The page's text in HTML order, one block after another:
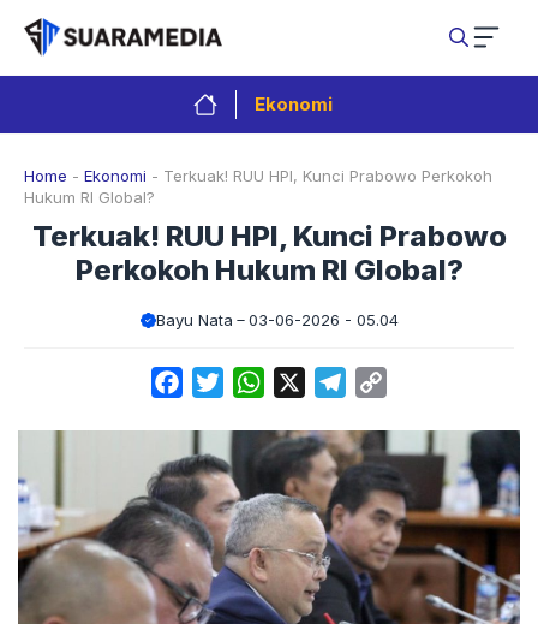
Langsung
isi
Ekonomi
Home - Ekonomi - Terkuak! RUU HPI, Kunci Prabowo Perkokoh
Hukum RI Global?
Terkuak! RUU HPI, Kunci Prabowo
Perkokoh Hukum RI Global?
Bayu Nata 03-06-2026 - 05.04
FacebookTwitterWhatsApp Telegram